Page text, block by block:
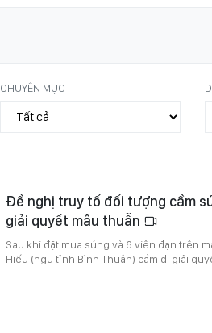
CHUYÊN MỤC
Đề nghị truy tố đối tượng cầm
giải quyết mâu thuẫn
Sau khi đặt mua súng và 6 viên đạn trên
Hiếu (ngụ tỉnh Bình Thuận) cầm đi giải